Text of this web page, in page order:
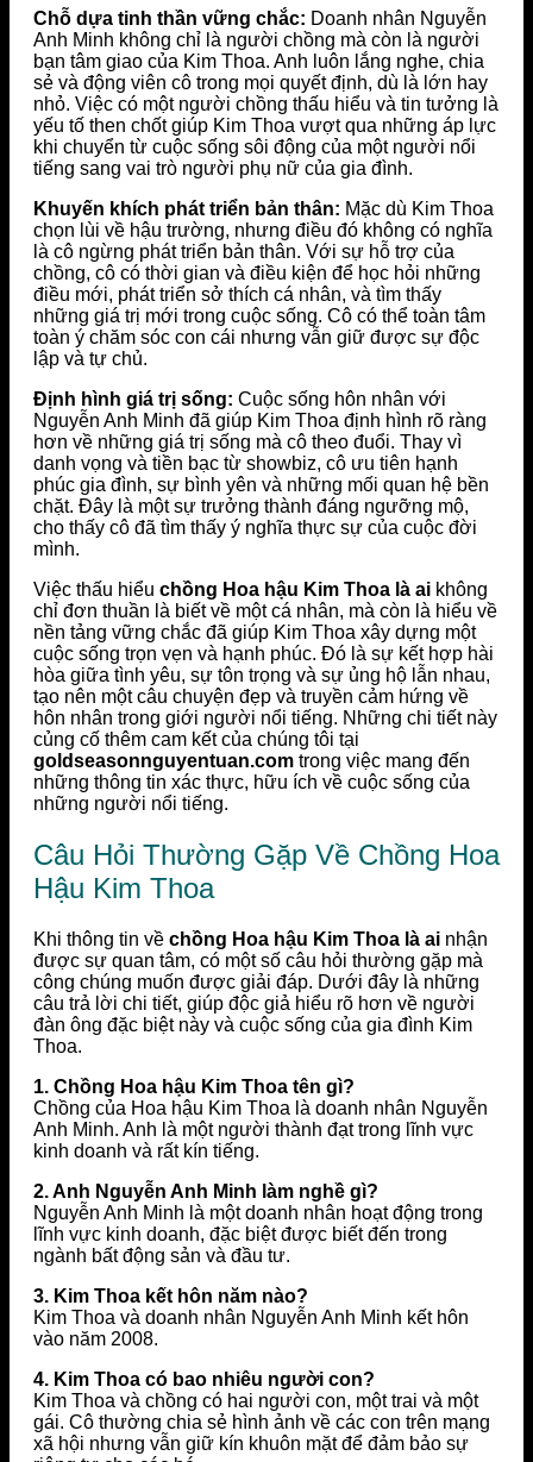
Chỗ dựa tinh thần vững chắc: Doanh nhân Nguyễn
Anh Minh không chỉ là người chồng mà còn là người
bạn tâm giao của Kim Thoa. Anh luôn lắng nghe, chia
sẻ và động viên cô trong mọi quyết định, dù là lớn hay
nhỏ. Việc có một người chồng thấu hiểu và tin tưởng là
yếu tố then chốt giúp Kim Thoa vượt qua những áp lực
khi chuyển từ cuộc sống sôi động của một người nổi
tiếng sang vai trò người phụ nữ của gia đình.
Khuyến khích phát triển bản thân: Mặc dù Kim Thoa
chọn lùi về hậu trường, nhưng điều đó không có nghĩa
là cô ngừng phát triển bản thân. Với sự hỗ trợ của
chồng, cô có thời gian và điều kiện để học hỏi những
điều mới, phát triển sở thích cá nhân, và tìm thấy
những giá trị mới trong cuộc sống. Cô có thể toàn tâm
toàn ý chăm sóc con cái nhưng vẫn giữ được sự độc
lập và tự chủ.
Định hình giá trị sống: Cuộc sống hôn nhân với
Nguyễn Anh Minh đã giúp Kim Thoa định hình rõ ràng
hơn về những giá trị sống mà cô theo đuổi. Thay vì
danh vọng và tiền bạc từ showbiz, cô ưu tiên hạnh
phúc gia đình, sự bình yên và những mối quan hệ bền
chặt. Đây là một sự trưởng thành đáng ngưỡng mộ,
cho thấy cô đã tìm thấy ý nghĩa thực sự của cuộc đời
mình.
Việc thấu hiểu chồng Hoa hậu Kim Thoa là ai không
chỉ đơn thuần là biết về một cá nhân, mà còn là hiểu về
nền tảng vững chắc đã giúp Kim Thoa xây dựng một
cuộc sống trọn vẹn và hạnh phúc. Đó là sự kết hợp hài
hòa giữa tình yêu, sự tôn trọng và sự ủng hộ lẫn nhau,
tạo nên một câu chuyện đẹp và truyền cảm hứng về
hôn nhân trong giới người nổi tiếng. Những chi tiết này
củng cố thêm cam kết của chúng tôi tại
goldseasonnguyentuan.com trong việc mang đến
những thông tin xác thực, hữu ích về cuộc sống của
những người nổi tiếng.
Câu Hỏi Thường Gặp Về Chồng Hoa
Hậu Kim Thoa
Khi thông tin về chồng Hoa hậu Kim Thoa là ai nhận
được sự quan tâm, có một số câu hỏi thường gặp mà
công chúng muốn được giải đáp. Dưới đây là những
câu trả lời chi tiết, giúp độc giả hiểu rõ hơn về người
đàn ông đặc biệt này và cuộc sống của gia đình Kim
Thoa.
1. Chồng Hoa hậu Kim Thoa tên gì?
Chồng của Hoa hậu Kim Thoa là doanh nhân Nguyễn
Anh Minh. Anh là một người thành đạt trong lĩnh vực
kinh doanh và rất kín tiếng.
2. Anh Nguyễn Anh Minh làm nghề gì?
Nguyễn Anh Minh là một doanh nhân hoạt động trong
lĩnh vực kinh doanh, đặc biệt được biết đến trong
ngành bất động sản và đầu tư.
3. Kim Thoa kết hôn năm nào?
Kim Thoa và doanh nhân Nguyễn Anh Minh kết hôn
vào năm 2008.
4. Kim Thoa có bao nhiêu người con?
Kim Thoa và chồng có hai người con, một trai và một
gái. Cô thường chia sẻ hình ảnh về các con trên mạng
xã hội nhưng vẫn giữ kín khuôn mặt để đảm bảo sự